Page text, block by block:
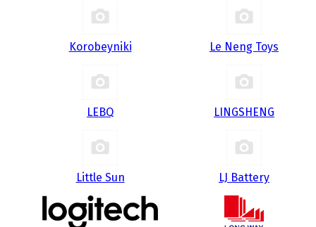
Korobeyniki Le Neng Toys
LEBQ LINGSHENG
Little Sun LJ Battery